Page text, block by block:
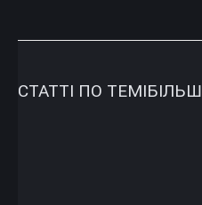
СТАТТІ ПО ТЕМІ